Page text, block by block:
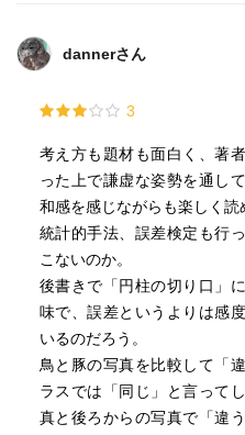
dannerさん
3
考え方も題材も面白く、著
った上で謙虚な姿勢を通し
和感を感じながらも楽しく読
統計的手法、誤差検定も行
こないのか。
後書きで「円柱の切り口」
味で、誤差というよりは感
いるのだろう。
鳥と豚の写真を比較して「
ラスでは「同じ」と言って
真と後ろからの写真で「違